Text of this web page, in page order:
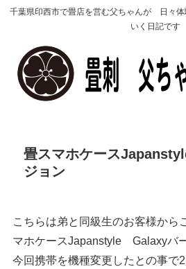
千葉県印西市で畳店を営む父ちゃんが 日々体
いく日記です
畳スマホケース
ジョン
こちらは弟と同級生のお客様から
マホケースJapanstyle Galaxyバ
今回携帯を機種変更したとの事で2